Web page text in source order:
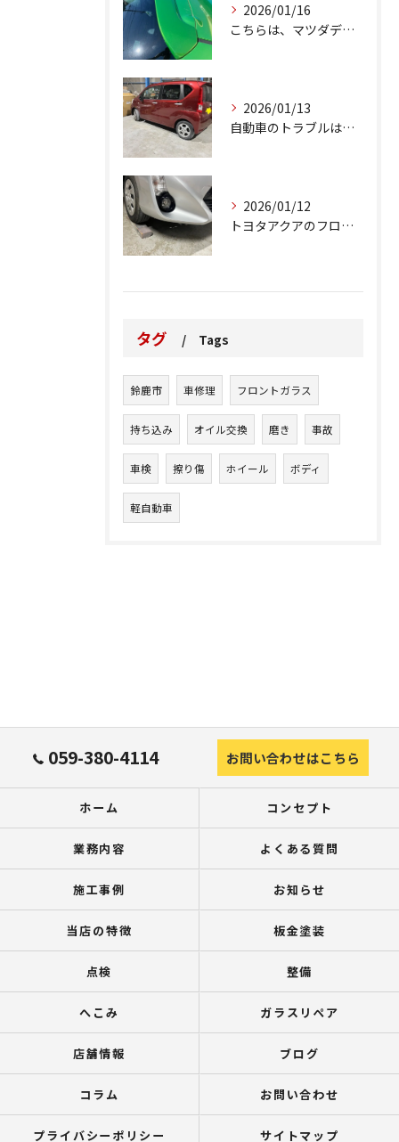
2026/01/16
こちらは、マツダデミオのゲートのルーフスポイラーで、経年劣化...
2026/01/13
自動車のトラブルは、日常生活において避けられない出来事の一つ...
2026/01/12
トヨタアクアのフロントバンパーの右下側を縁石にぶつけてできた...
タグ Tags
鈴鹿市 車修理 フロントガラス
持ち込み オイル交換 磨き 事故
車検 擦り傷 ホイール ボディ
軽自動車
059-380-4114 お問い合わせはこちら
ホーム コンセプト
業務内容 よくある質問
施工事例 お知らせ
当店の特徴 板金塗装
点検 整備
へこみ ガラスリペア
店舗情報 ブログ
コラム お問い合わせ
プライバシーポリシー サイトマップ